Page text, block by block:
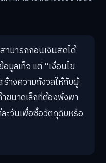
ามารถถอนเงินสดได้
มูลเท็จ แต่ “เงื่อนไข
างความกังวลให้กับผู้
ขนาดเล็กที่ต้องพึ่งพา
ะวันเพื่อซื้อวัตถุดิบหรือ